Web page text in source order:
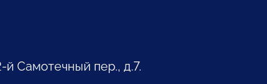
й Самотечный пер., д.7.